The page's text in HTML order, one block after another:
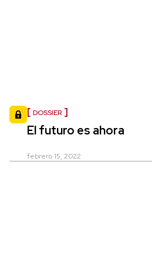
DOSSIER
El futuro es ahora
febrero 15, 2022